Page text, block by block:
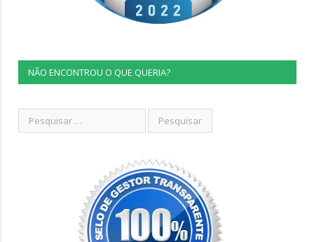
NÃO ENCONTROU O QUE QUERIA?